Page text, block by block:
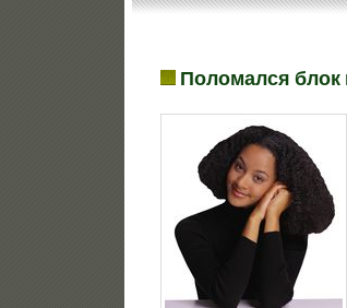
Поломался блок